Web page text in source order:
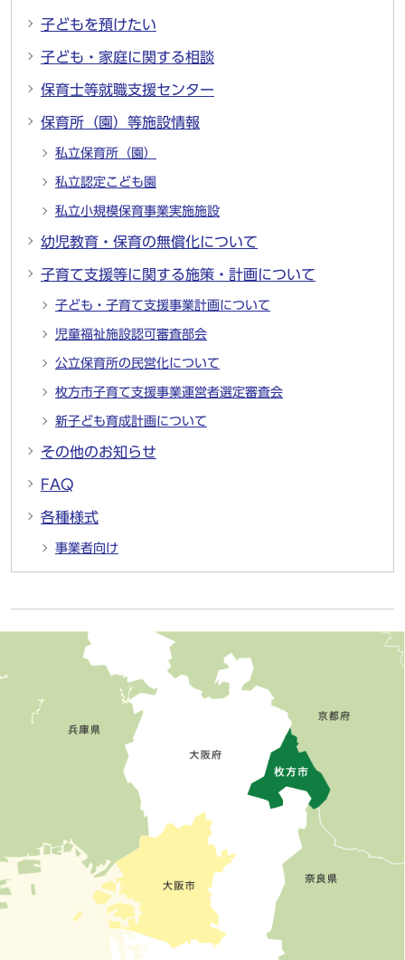
子どもを預けたい
子ども・家庭に関する相談
保育士等就職支援センター
保育所（園）等施設情報
私立保育所（園）
私立認定こども園
私立小規模保育事業実施施設
幼児教育・保育の無償化について
子育て支援等に関する施策・計画について
子ども・子育て支援事業計画について
児童福祉施設認可審査部会
公立保育所の民営化について
枚方市子育て支援事業運営者選定審査会
新子ども育成計画について
その他のお知らせ
FAQ
各種様式
事業者向け